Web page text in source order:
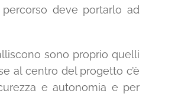
deve portarlo ad
sono proprio quelli
al centro del progetto c’è
e autonomia e per